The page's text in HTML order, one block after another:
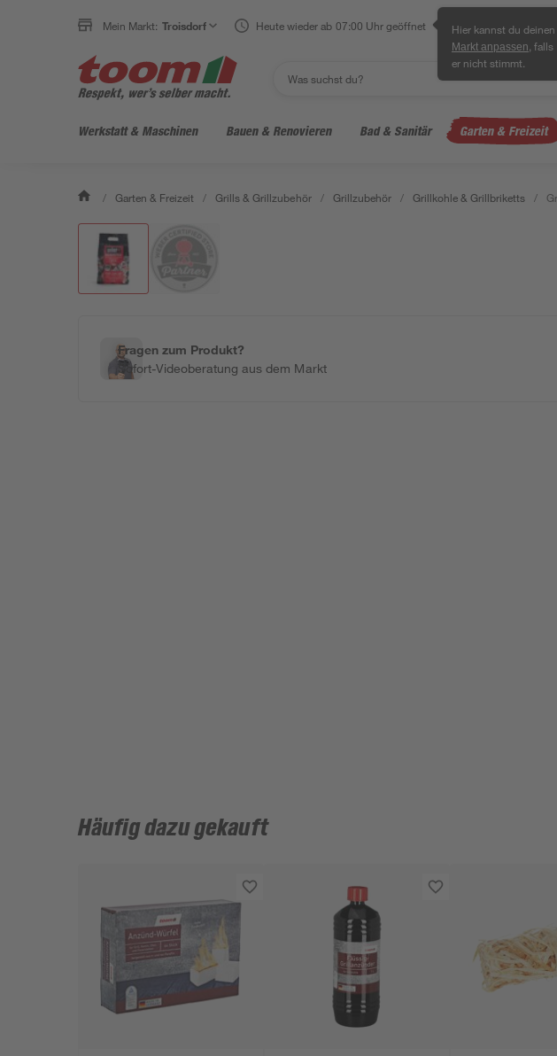
Mein Markt: Troisdorf Heute wieder ab 07:00 Uhr geöffnet Hier kannst du deinen
Markt anpassen , falls
er nicht stimmt.
Werkstatt & Maschinen Bauen & Renovieren Bad & Sanitär Garten & Freizeit
/ Garten & Freizeit / Grills & Grillzubehör / Grillzubehör / Grillkohle & Grillbriketts /
Fragen zum Produkt?
Sofort-Videoberatung aus dem Markt
Häufig dazu gekauft